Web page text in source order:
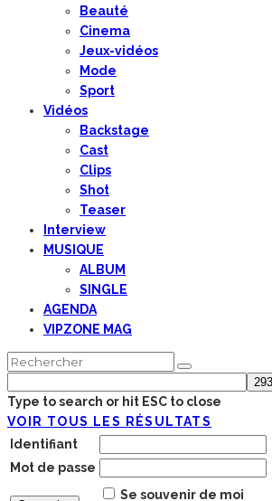
Beauté
Cinema
Jeux-vidéos
Mode
Sport
Vidéos
Backstage
Cast
Clips
Shot
Teaser
Interview
MUSIQUE
ALBUM
SINGLE
AGENDA
VIPZONE MAG
Type to search or hit ESC to close
VOIR TOUS LES RÉSULTATS
Identifiant
Mot de passe
Se souvenir de moi